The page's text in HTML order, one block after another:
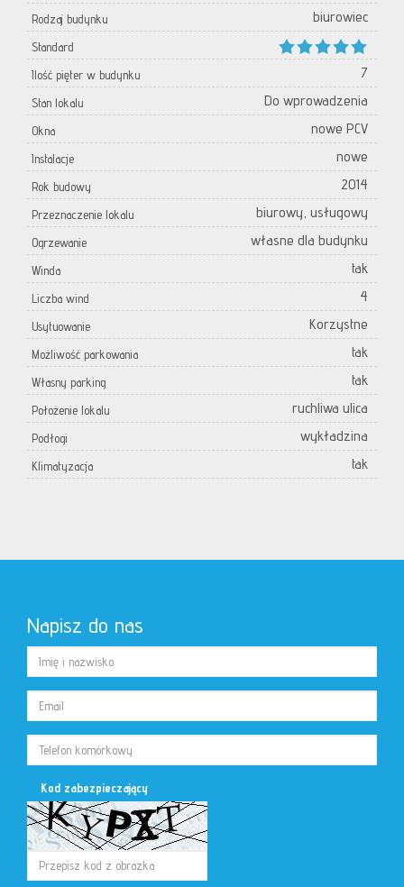
Rodzaj budynku biurowiec
Standard
Ilość pięter w budynku
7
Stan lokalu Do wprowadzenia
Okna nowe PCV
Instalacje nowe
Rok budowy 2014
Przeznaczenie lokalu biurowy, usługowy
Ogrzewanie własne dla budynku
Winda tak
Liczba wind 4
Usytuowanie Korzystne
Możliwość parkowania tak
Własny parking tak
Położenie lokalu ruchliwa ulica
Podłogi wykładzina
Klimatyzacja tak
Napisz do nas
Kod zabezpieczający